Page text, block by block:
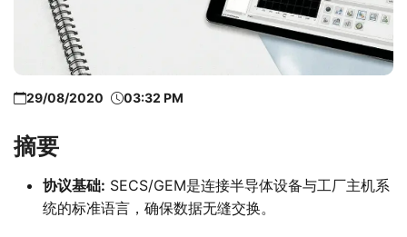
29/08/2020 03:32 PM
摘要
协议基础: SECS/GEM是连接半导体设备与工厂主机系
统的标准语言，确保数据无缝交换。